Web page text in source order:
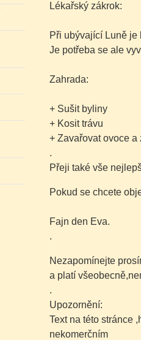
Lékařský zákrok:
Při ubývající Luně je
Je potřeba se ale
Zahrada:
+ Sušit byliny
+ Kosit trávu
+ Zavařovat ovoce a
.
Přeji také vše
Pokud se chcete
Fajn den Eva.
.
Nezapomínejte
a platí
.
Upozornění:
Text na této stránce
nekomerčním